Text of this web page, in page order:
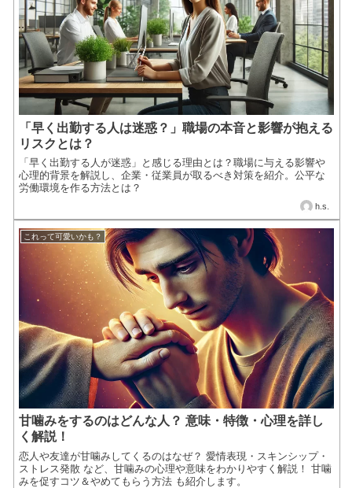
「早く出勤する人は迷惑？」職場の本音と影響が抱える
リスクとは？
「早く出勤する人が迷惑」と感じる理由とは？職場に与える影響や
心理的背景を解説し、企業・従業員が取るべき対策を紹介。公平な
労働環境を作る方法とは？
h.s.
これって可愛いかも？
甘噛みをするのはどんな人？ 意味・特徴・心理を詳し
く解説！
恋人や友達が甘噛みしてくるのはなぜ？ 愛情表現・スキンシップ・
ストレス発散 など、甘噛みの心理や意味をわかりやすく解説！ 甘噛
みを促すコツ＆やめてもらう方法 も紹介します。